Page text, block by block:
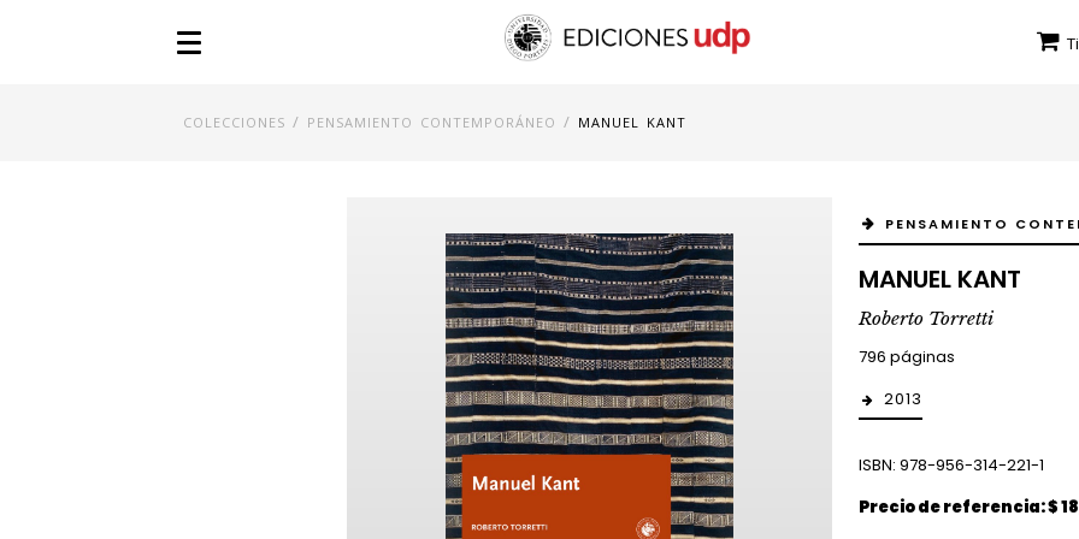
COLECCIONES / PENSAMIENTO CONTEMPORÁNEO / MANUEL KANT
PENSAMIENTO
MANUEL KANT
Roberto Torretti
796 páginas
2013
ISBN: 978-956-314-221-1
Precio de referencia: $